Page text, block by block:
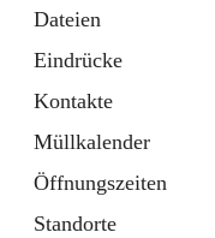
Dateien
Eindrücke
Kontakte
Müllkalender
Öffnungszeiten
Standorte